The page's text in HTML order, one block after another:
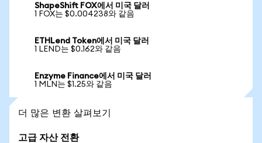
ShapeShift FOX에서 미국 달러
1 FOX는 $0.004238와 같음
ETHLend Token에서 미국 달러
1 LEND는 $0.162와 같음
Enzyme Finance에서 미국 달러
1 MLN는 $1.25와 같음
더 많은 변환 살펴보기
고급 자산 전환